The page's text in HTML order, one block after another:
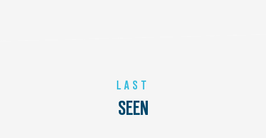
LAST
SEEN